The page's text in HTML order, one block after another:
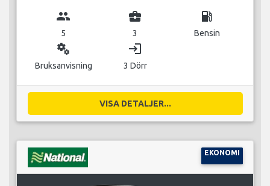
group
5
business_center
3
local_gas_station
Bensin
miscellaneous_services
Bruksanvisning
login
3 Dörr
VISA DETALJER...
EKONOMI